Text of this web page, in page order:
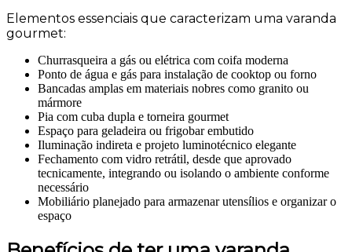
Elementos essenciais que caracterizam uma varanda
gourmet:
Churrasqueira a gás ou elétrica com coifa moderna
Ponto de água e gás para instalação de cooktop ou forno
Bancadas amplas em materiais nobres como granito ou
mármore
Pia com cuba dupla e torneira gourmet
Espaço para geladeira ou frigobar embutido
Iluminação indireta e projeto luminotécnico elegante
Fechamento com vidro retrátil, desde que aprovado
tecnicamente, integrando ou isolando o ambiente conforme
necessário
Mobiliário planejado para armazenar utensílios e organizar o
espaço